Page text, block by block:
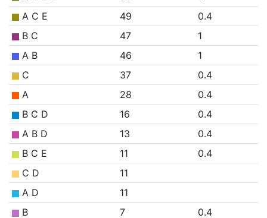
A C E
49
0.4
B C
47
1
A B
46
1
C
37
0.4
A
28
0.4
B C D
16
0.4
A B D
13
0.4
B C E
11
0.4
C D
11
A D
11
B
7
0.4